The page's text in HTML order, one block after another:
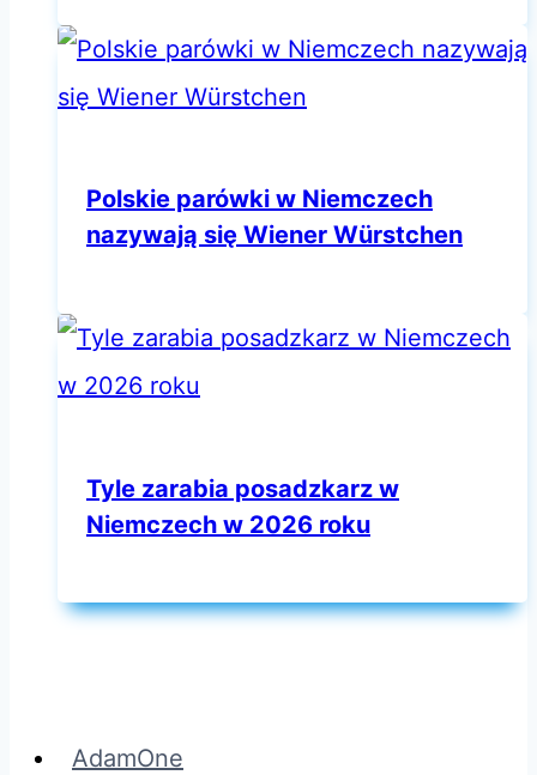
Polskie parówki w Niemczech
nazywają się Wiener Würstchen
Tyle zarabia posadzkarz w
Niemczech w 2026 roku
AdamOne